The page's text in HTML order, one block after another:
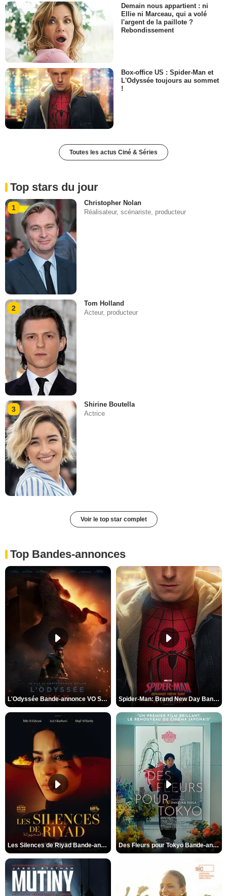
Demain nous appartient : ni
Ellie ni Marceau, qui a volé
l'argent de la paillote ?
Rebondissement
Box-office US : Spider-Man et
L'Odyssée toujours au sommet
!
Toutes les actus Ciné & Séries
Top stars du jour
1
Christopher Nolan
Réalisateur, scénariste, producteur
2
Tom Holland
Acteur, producteur
3
Shirine Boutella
Actrice
Voir le top star complet
Top Bandes-annonces
L'Odyssée Bande-annonce VO STFR Spider-Man: Brand New Day Bande-annonce VO STFR
Les Silences de Riyad Bande-annonce VO STFR Des Fleurs pour Tokyo Bande-annonce VO STFR